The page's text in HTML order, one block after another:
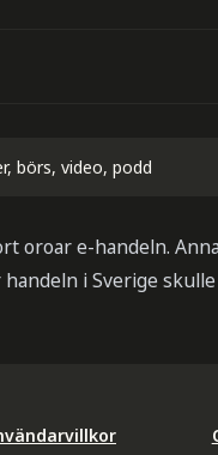
börs, video, podd
oroar e-handeln.
i Sverige skulle